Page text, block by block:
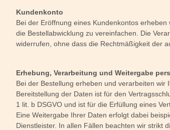
Kundenkonto
Bei der Eröffnung eines Kundenkontos
die Bestellabwicklung zu vereinfachen. Die
widerrufen, ohne dass die Rechtmäßigkeit der
Erhebung, Verarbeitung und Weitergabe
Bei der Bestellung erheben und verarbeiten
Bereitstellung der Daten ist für den
1 lit. b DSGVO und ist für die Erfüllung eines
Eine Weitergabe Ihrer Daten erfolgt dabei
Dienstleister. In allen Fällen beachten wir strikt